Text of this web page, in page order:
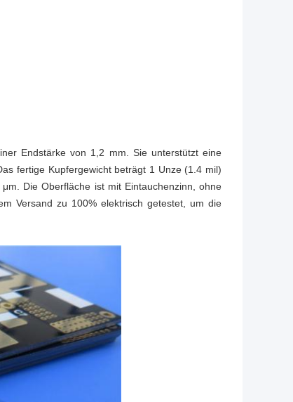
Endstärke von 1,2 mm. Sie unterstützt eine
fertige Kupfergewicht beträgt 1 Unze (1.4 mil)
Die Oberfläche ist mit Eintauchenzinn, ohne
Versand zu 100% elektrisch getestet, um die